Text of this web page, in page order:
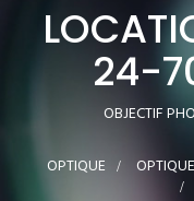
24-
OBJECTIF
OPTIQUE >
>